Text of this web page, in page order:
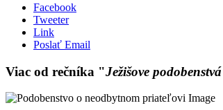
Facebook
Tweeter
Link
Poslať Email
Viac od rečníka "Ježišove